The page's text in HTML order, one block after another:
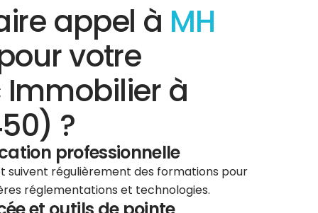
appel à MH
votre
à
?
professionnelle
suivent régulièrement des formations pour
réglementations et technologies.